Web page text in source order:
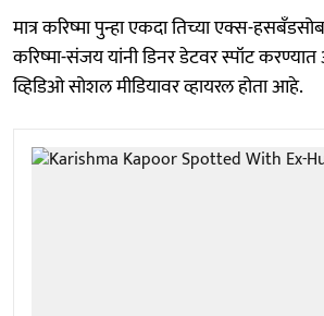
मात्र करिष्मा पुन्हा एकदा तिच्या एक्स-
करिष्मा-संजय यांनी डिनर डेटवर स्पॉट
व्हिडिओ सोशल मीडियावर व्हायरल होता आहे.